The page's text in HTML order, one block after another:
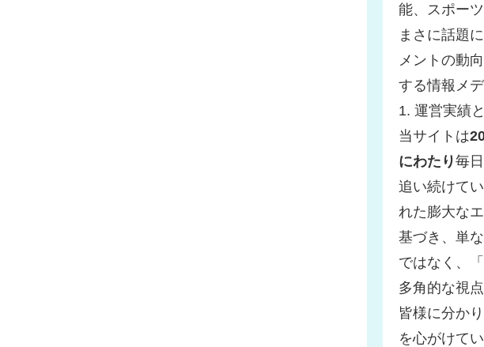
能、スポー
まさに話題
メントの動
する情報メデ
1. 運営実績
当サイトは
にわたり毎
追い続けて
れた膨大な
基づき、単
ではなく、
多角的な視
皆様に分か
を心がけてい